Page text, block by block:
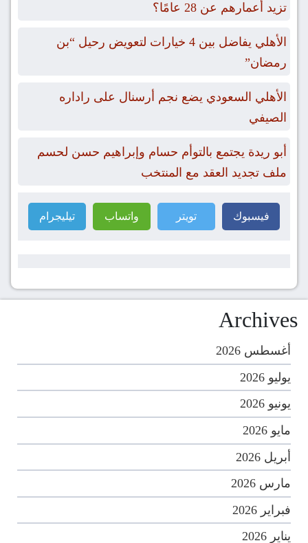
تزيد أعمارهم عن 28 عامًا؟
الأهلي يفاضل بين 4 خيارات لتعويض رحيل “بن
رمضان”
الأهلي السعودي يضع نجم أرسنال على راداره
الصيفي
أبو ريدة يجتمع بالتوأم حسام وإبراهيم حسن لحسم
ملف تجديد العقد مع المنتخب
فيسبوك تويتر واتساب تيليجرام
Archives
أغسطس 2026
يوليو 2026
يونيو 2026
مايو 2026
أبريل 2026
مارس 2026
فبراير 2026
يناير 2026